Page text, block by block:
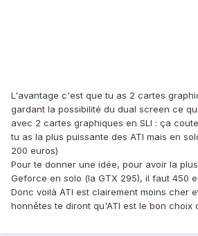
L'avantage c'est que tu as 2 cartes
gardant la possibilité du dual screen ce
avec 2 cartes graphiques en SLI : ça
tu as la plus puissante des ATI mais en
200 euros)
Pour te donner une idée, pour avoir la
Geforce en solo (la GTX 295), il faut 450
Donc voilà ATI est clairement moins cher
honnêtes te diront qu'ATI est le bon choix